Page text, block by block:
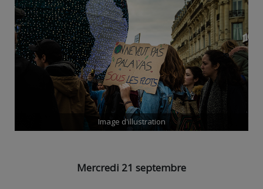
Image d'illustration
Mercredi 21 septembre